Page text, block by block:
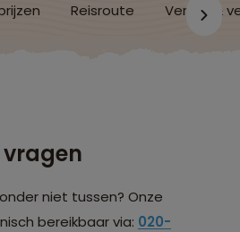
Reisroute Verblijf &
niet tussen? Onze
bereikbaar via: 020-